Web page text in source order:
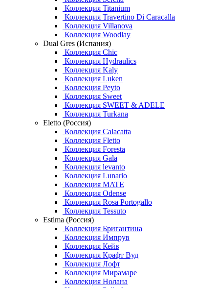
Коллекция Titanium
Коллекция Travertino Di Caracalla
Коллекция Villanova
Коллекция Woodlay
Dual Gres (Испания)
Коллекция Chic
Коллекция Hydraulics
Коллекция Kaly
Коллекция Luken
Коллекция Peyto
Коллекция Sweet
Коллекция SWEET & ADELE
Коллекция Turkana
Eletto (Россия)
Коллекция Calacatta
Коллекция Fletto
Коллекция Foresta
Коллекция Gala
Коллекция levanto
Коллекция Lunario
Коллекция MATE
Коллекция Odense
Коллекция Rosa Portogallo
Коллекция Tessuto
Estima (Россия)
Коллекция Бригантина
Коллекция Импрув
Коллекция Кейв
Коллекция Крафт Вуд
Коллекция Лофт
Коллекция Мирамаре
Коллекция Нолана